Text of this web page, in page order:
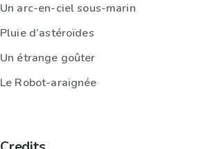
Un arc-en-ciel sous-marin
Pluie d’astéroïdes
Un étrange goûter
Le Robot-araignée